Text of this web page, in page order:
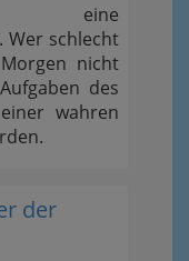
eine
Wer schlecht
nicht
des
wahren
der